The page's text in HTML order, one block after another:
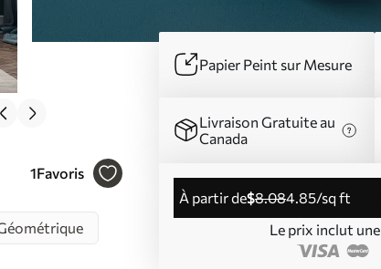
1Favoris
Papier Peint sur Mesure
Livraison Gratuite au
Canada
à partir de$8.084.85/sq ft
Le prix inclut une